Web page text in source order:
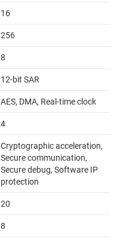
16
256
8
12-bit SAR
AES, DMA, Real-time clock
4
Cryptographic acceleration,
Secure communication,
Secure debug, Software IP
protection
20
8